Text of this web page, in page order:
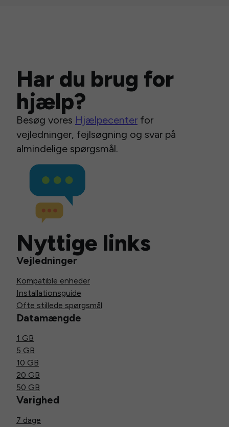
Har du brug for
hjælp?
Besøg vores Hjælpecenter for
vejledninger, fejlsøgning og svar på
almindelige spørgsmål.
Nyttige links
Vejledninger
Kompatible enheder
Installationsguide
Ofte stillede spørgsmål
Datamængde
1 GB
5 GB
10 GB
20 GB
50 GB
Varighed
7 dage